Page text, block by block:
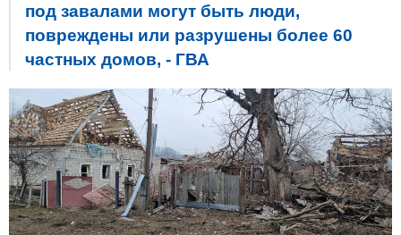
под завалами могут быть люди,
повреждены или разрушены более 60
частных домов, - ГВА